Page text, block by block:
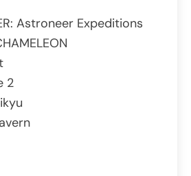
Astroneer Expeditions
2